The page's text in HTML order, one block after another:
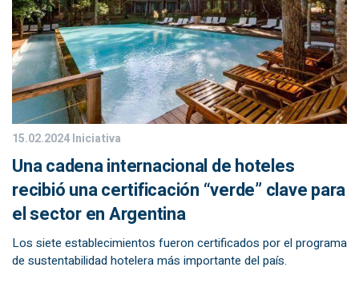
15.02.2024Iniciativa
Una cadena internacional de hoteles
recibió una certificación “verde” clave para
el sector en Argentina
Los siete establecimientos fueron certificados por el programa
de sustentabilidad hotelera más importante del país.